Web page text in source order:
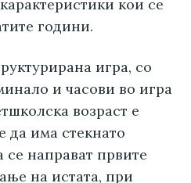
кои се
години.
игра, со
и часови во игра
возраст е
да има стекнато
направат првите
на истата, при